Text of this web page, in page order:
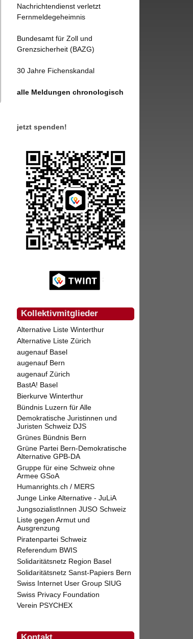
Nachrichtendienst verletzt
Fernmeldegeheimnis
Bundesamt für Zoll und
Grenzsicherheit (BAZG)
30 Jahre Fichenskandal
alle Meldungen chronologisch
jetzt spenden!
Kollektivmitglieder
Alternative Liste Winterthur
Alternative Liste Zürich
augenauf Basel
augenauf Bern
augenauf Zürich
BastA! Basel
Bierkurve Winterthur
Bündnis Luzern für Alle
Demokratische Juristinnen und
Juristen Schweiz DJS
Grünes Bündnis Bern
Grüne Partei Bern-Demokratische
Alternative GPB-DA
Gruppe für eine Schweiz ohne
Armee GSoA
Humanrights.ch / MERS
Junge Linke Alternative - JuLiA
JungsozialistInnen JUSO Schweiz
Liste gegen Armut und
Ausgrenzung
Piratenpartei Schweiz
Referendum BWIS
Solidaritätsnetz Region Basel
Solidaritätsnetz Sanst-Papiers Bern
Swiss Internet User Group SIUG
Swiss Privacy Foundation
Verein PSYCHEX